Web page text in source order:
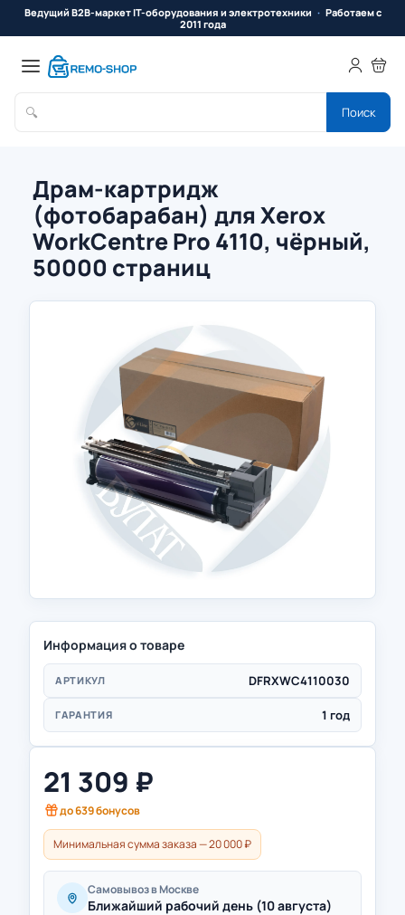
Ведущий B2B-маркет IT-оборудования и электротехники
Работаем с
2011 года
🔍 Поиск
Драм-картридж
(фотобарабан) для Xerox
WorkCentre Pro 4110, чёрный,
50000 страниц
Информация о товаре
АРТИКУЛ DFRXWC4110030
ГАРАНТИЯ 1 год
21 309 ₽
до639бонусов
Минимальная сумма заказа — 20 000 ₽
Самовывоз в Москве
Ближайший рабочий день (10 августа)